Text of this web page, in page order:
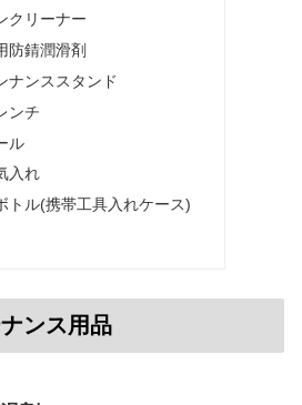
クリーナー
防錆潤滑剤
ナンススタンド
ンチ
ル
入れ
トル(携帯工具入れケース)
ンス用品